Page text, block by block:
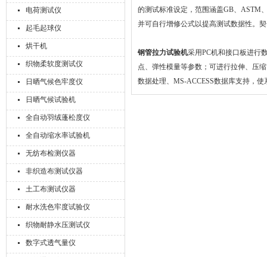
电荷测试仪
起毛起球仪
烘干机
织物柔软度测试仪
日晒气候色牢度仪
日晒气候试验机
全自动羽绒蓬松度仪
全自动缩水率试验机
无纺布检测仪器
非织造布测试仪器
土工布测试仪器
耐水洗色牢度试验仪
织物耐静水压测试仪
数字式透气量仪
的测试标准设定，范围涵盖GB、ASTM
并可自行增修公式以提高测试数据性。
钢管拉力试验机采用PC机和接口板进行
点、弹性模量等参数；可进行拉伸、压
数据处理、MS-ACCESS数据库支持，